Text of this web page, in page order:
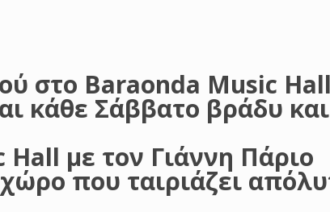
στο Baraonda Music Hall
κάθε Σάββατο βράδυ και
με τον Γιάννη Πάριο
που ταιριάζει